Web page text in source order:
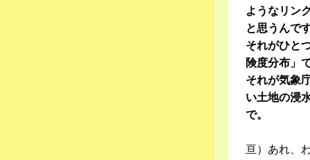
ようなリン
と思うんで
それがひと
険度分布」
それが気象
い土地の浸
で。
亘）あれ、